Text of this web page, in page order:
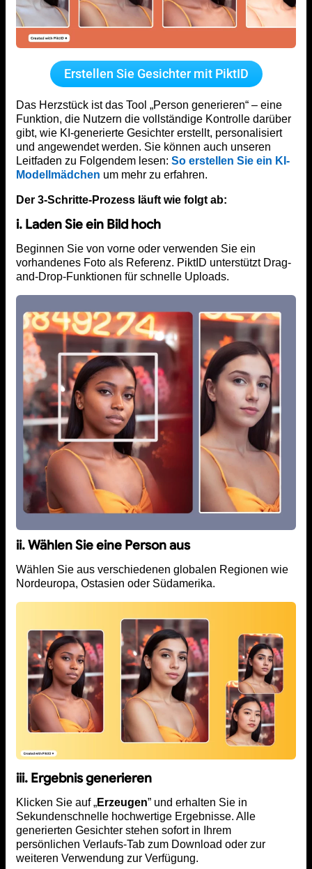
Erstellen Sie Gesichter mit PiktID
Das Herzstück ist das Tool „Person generieren“ – eine
Funktion, die Nutzern die vollständige Kontrolle darüber
gibt, wie KI-generierte Gesichter erstellt, personalisiert
und angewendet werden. Sie können auch unseren
Leitfaden zu Folgendem lesen: So erstellen Sie ein KI-
Modellmädchen um mehr zu erfahren.
Der 3-Schritte-Prozess läuft wie folgt ab:
i. Laden Sie ein Bild hoch
Beginnen Sie von vorne oder verwenden Sie ein
vorhandenes Foto als Referenz. PiktID unterstützt Drag-
and-Drop-Funktionen für schnelle Uploads.
ii. Wählen Sie eine Person aus
Wählen Sie aus verschiedenen globalen Regionen wie
Nordeuropa, Ostasien oder Südamerika.
iii. Ergebnis generieren
Klicken Sie auf „Erzeugen” und erhalten Sie in
Sekundenschnelle hochwertige Ergebnisse. Alle
generierten Gesichter stehen sofort in Ihrem
persönlichen Verlaufs-Tab zum Download oder zur
weiteren Verwendung zur Verfügung.